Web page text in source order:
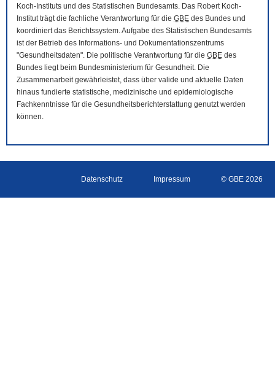
Koch-Instituts und des Statistischen Bundesamts. Das Robert Koch-
Institut trägt die fachliche Verantwortung für die GBE des Bundes und
koordiniert das Berichtssystem. Aufgabe des Statistischen Bundesamts
ist der Betrieb des Informations- und Dokumentationszentrums
"Gesundheitsdaten". Die politische Verantwortung für die GBE des
Bundes liegt beim Bundesministerium für Gesundheit. Die
Zusammenarbeit gewährleistet, dass über valide und aktuelle Daten
hinaus fundierte statistische, medizinische und epidemiologische
Fachkenntnisse für die Gesundheitsberichterstattung genutzt werden
können.
Datenschutz Impressum © GBE 2026